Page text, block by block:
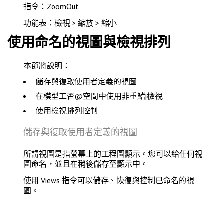
指令：ZoomOut
功能表：檢視 > 縮放 > 縮小
使用命名的視圖與檢視排列
本節將說明：
儲存與復取使用者定義的視圖
在模型工否@空間中使用非重鰭|檢視
使用檢視排列控制
儲存與復取使用者定義的視圖
所謂視圖是指螢幕上的工程圖顯示。您可以給任何視
圖命名，並且在稍後儲存至顯示中。
使用Views 指令可以儲存、恢復與控制已命名的視
圖。